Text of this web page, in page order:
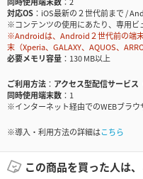
対応OS
iOS最新の２世代前まで /
※コンテンツの使用にあたり、専用
※Androidは、Android２世代前の端
末（Xperia、GALAXY、AQUOS、
必要メモリ容量
130 MB以上
ご利用方法
アクセス型配信サービス
同時使用端末数
1
※インターネット経由でのWEBブラウ
※導入・利用方法の詳細はこちら
この商品を買った人は